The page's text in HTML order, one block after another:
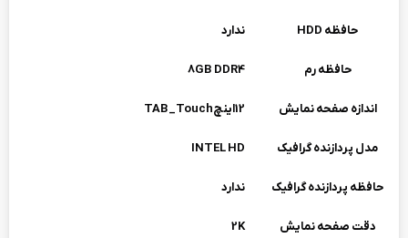
حافظه HDD ندارد
حافظه رم
اندازه صفحه نمایش
مدل پردازنده گرافیک
حافظه پردازنده گرافیک ندارد
دقت صفحه نمایش 2K